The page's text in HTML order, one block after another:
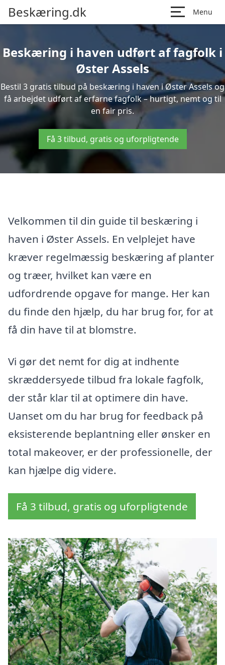
Beskæring.dk Menu
Beskæring i haven udført af fagfolk i
Øster Assels
Bestil 3 gratis tilbud på beskæring i haven i Øster Assels og
få arbejdet udført af erfarne fagfolk – hurtigt, nemt og til
en fair pris.
Få 3 tilbud, gratis og uforpligtende
Velkommen til din guide til beskæring i
haven i Øster Assels. En velplejet have
kræver regelmæssig beskæring af planter
og træer, hvilket kan være en
udfordrende opgave for mange. Her kan
du finde den hjælp, du har brug for, for at
få din have til at blomstre.
Vi gør det nemt for dig at indhente
skræddersyede tilbud fra lokale fagfolk,
der står klar til at optimere din have.
Uanset om du har brug for feedback på
eksisterende beplantning eller ønsker en
total makeover, er der professionelle, der
kan hjælpe dig videre.
Få 3 tilbud, gratis og uforpligtende